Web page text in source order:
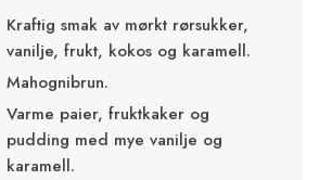
Kraftig smak av mørkt rørsukker,
vanilje, frukt, kokos og karamell.
Mahognibrun.
Varme paier, fruktkaker og
pudding med mye vanilje og
karamell.